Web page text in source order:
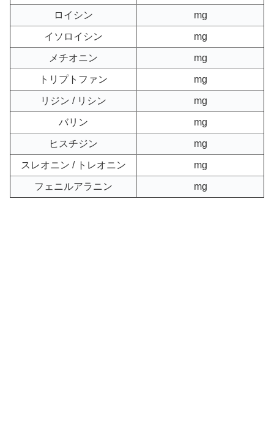
ロイシン mg
イソロイシン mg
メチオニン mg
トリプトファン mg
リジン / リシン mg
バリン mg
ヒスチジン mg
スレオニン / トレオニン mg
フェニルアラニン mg